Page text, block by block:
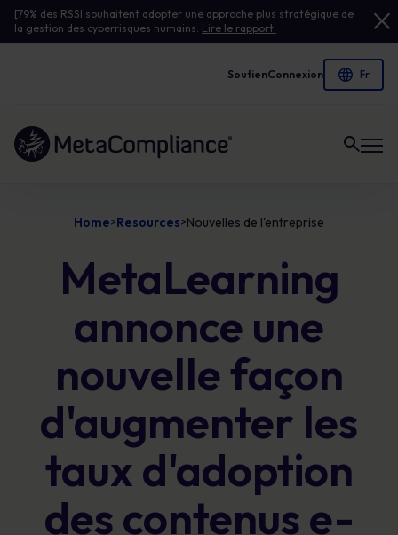
[79% des RSSI souhaitent adopter une approche plus stratégique de
la gestion des cyberrisques humains. Lire le rapport.
SoutienConnexion
Lien vers la page d'accueil
Home>Resources>Nouvelles de l'entreprise
MetaLearning
annonce une
nouvelle façon
d'augmenter les
taux d'adoption
des contenus e-